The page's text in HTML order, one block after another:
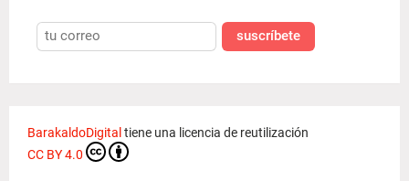
suscríbete
BarakaldoDigital tiene una licencia de reutilización
CC BY 4.0